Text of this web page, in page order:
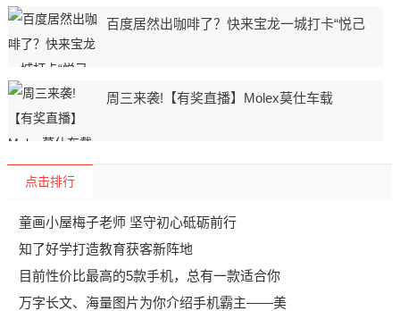
百度居然出咖啡了？快来宝龙一城打卡“悦己
周三来袭!【有奖直播】Molex莫仕车载
点击排行
童画小屋梅子老师 坚守初心砥砺前行
知了好学打造教育获客新阵地
目前性价比最高的5款手机，总有一款适合你
万字长文、海量图片为你介绍手机霸主——美